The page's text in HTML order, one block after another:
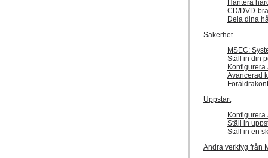
Hantera
CD/DVD-
Dela dina
Säkerhet
MSEC:
Ställ in din
Avancerad
Uppstart
Ställ in
Ställ in en
Andra verktyg från